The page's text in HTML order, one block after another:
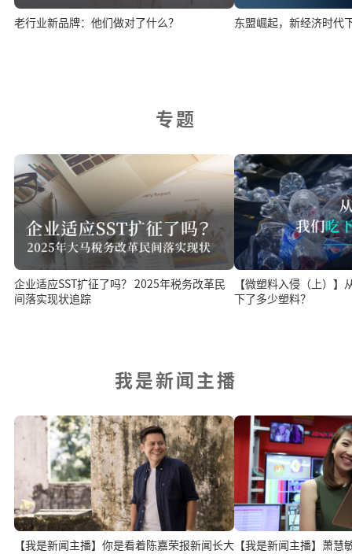
老行业新品牌：他们做对了什么？ 东盟崛起，新经济时代
专题
企业适应SST扩征了吗？ 2025年税务改革民
间落实现状追踪
【微塑料入侵（上）
下了多少塑料？
我是新闻主播
【我是新闻主播】你是看着陈嘉荣报新闻长大【我是新闻主播】萧慧